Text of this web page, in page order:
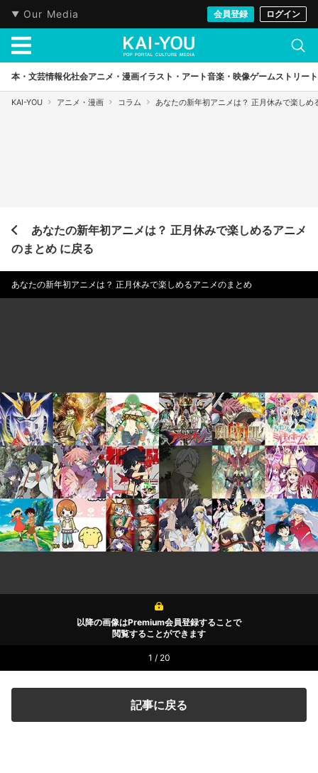
Our Media 会員登録 ログイン
本・文芸情報化社会アニメ・漫画イラスト・アート音楽・映像ゲームストリート
KAI-YOU アニメ・漫画 コラム あなたの新年初アニメは？ 正月休みで楽しめ
あなたの新年初アニメは？ 正月休みで楽しめるアニメ
のまとめ に戻る
あなたの新年初アニメは？ 正月休みで楽しめるアニメのまとめ
以降の画像はPremium会員登録することで
閲覧することができます
1 / 20
記事に戻る